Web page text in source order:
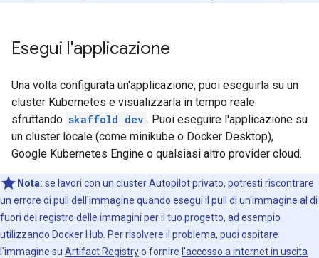
Esegui l'applicazione
Una volta configurata un'applicazione, puoi eseguirla su un
cluster Kubernetes e visualizzarla in tempo reale
sfruttando skaffold dev . Puoi eseguire l'applicazione su
un cluster locale (come minikube o Docker Desktop),
Google Kubernetes Engine o qualsiasi altro provider cloud.
Nota: se lavori con un cluster Autopilot privato, potresti riscontrare
un errore di pull dell'immagine quando esegui il pull di un'immagine al di
fuori del registro delle immagini per il tuo progetto, ad esempio
utilizzando Docker Hub. Per risolvere il problema, puoi ospitare
l'immagine su Artifact Registryo fornire l'accesso a internet in uscita